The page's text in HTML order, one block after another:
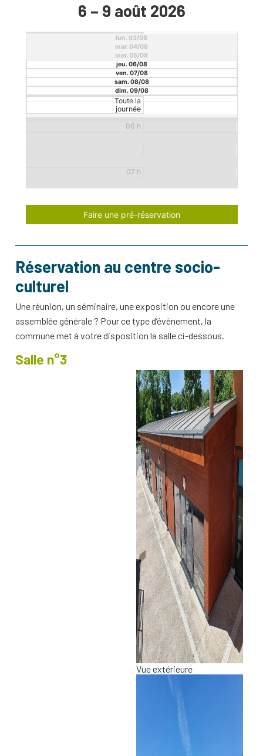
6 – 9 août 2026
lun. 03/08
mar. 04/08
mer. 05/08
jeu. 06/08
ven. 07/08
sam. 08/08
dim. 09/08
Toute la
journée
04 h
05 h
06 h
07 h
08 h
09 h
10 h
12 h
13 h
14 h
15 h
16 h
17 h
18 h
Faire une pré-réservation
Réservation au centre socio-
culturel
Une réunion, un séminaire, une exposition ou encore une
assemblée générale ? Pour ce type d’évènement, la
commune met à votre disposition la salle ci-dessous.
Salle n°3
Vue extérieure